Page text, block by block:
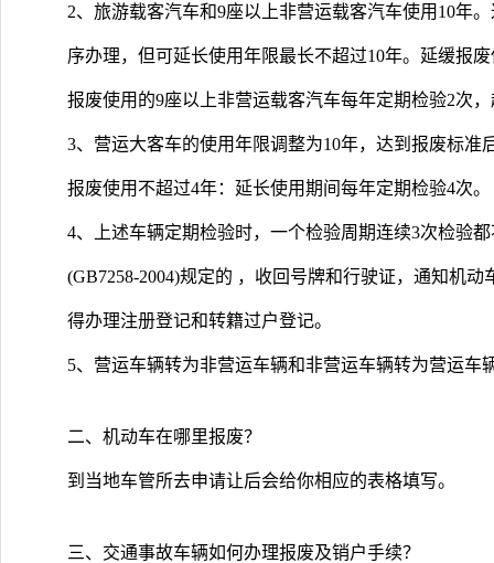
2、旅游载客汽车和9座以上非营运载客汽车使用10年
序办理，但可延长使用年限最长不超过10年。延缓报
报废使用的9座以上非营运载客汽车每年定期检验2次
3、营运大客车的使用年限调整为10年，达到报废标
报废使用不超过4年：延长使用期间每年定期检验4次。
4、上述车辆定期检验时，一个检验周期连续3次检验
(GB7258-2004)规定的 ，收回号牌和行驶证，通知机
得办理注册登记和转籍过户登记。
5、营运车辆转为非营运车辆和非营运车辆转为营运车
二、机动车在哪里报废？
到当地车管所去申请让后会给你相应的表格填写。
三、交通事故车辆如何办理报废及销户手续？